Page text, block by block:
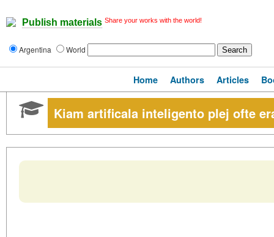
Publish materials Share your works with the world!
Argentina World
Home Authors Articles
Kiam artificala inteligento plej ofte